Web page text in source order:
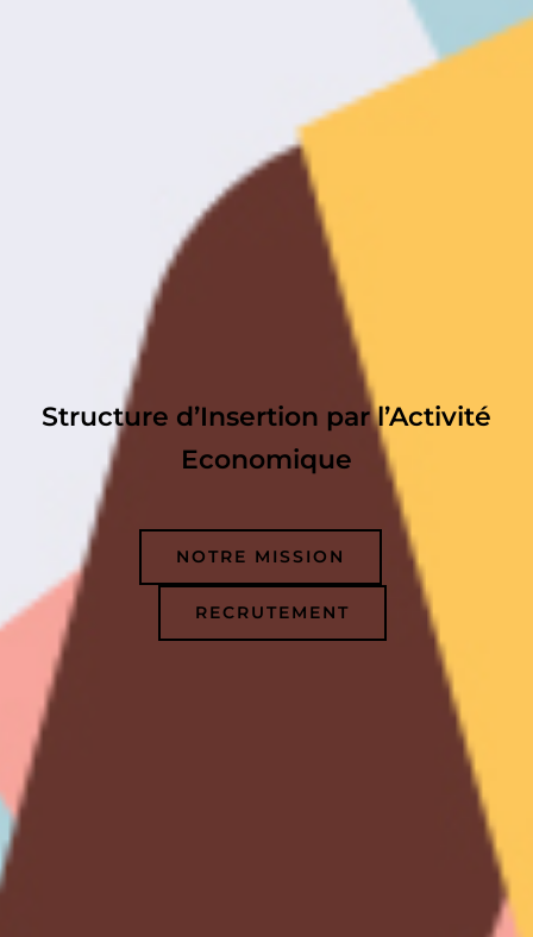
Structure d’Insertion par l’Activité
Economique
NOTRE MISSION
RECRUTEMENT